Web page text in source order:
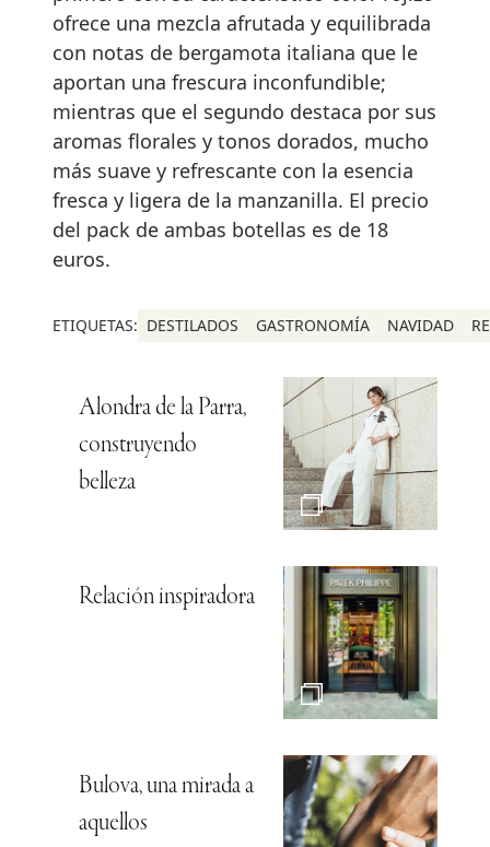
ofrece una mezcla afrutada y equilibrada
con notas de bergamota italiana que le
aportan una frescura inconfundible;
mientras que el segundo destaca por sus
aromas florales y tonos dorados, mucho
más suave y refrescante con la esencia
fresca y ligera de la manzanilla. El precio
del pack de ambas botellas es de 18
euros.
ETIQUETAS: DESTILADOS GASTRONOMÍA NAVIDAD
Alondra de la Parra,
construyendo
belleza
Relación inspiradora
Bulova, una mirada a
aquellos